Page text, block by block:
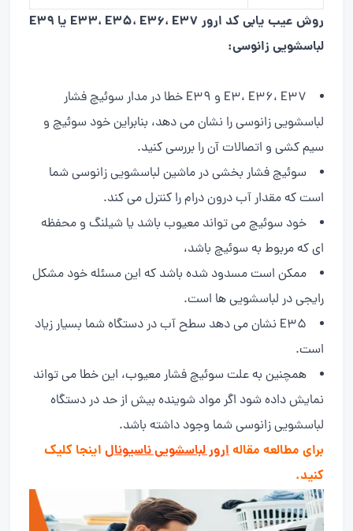
روش عیب یابی کد ارور E33، E35، E36، E37 یا E39
لباسشویی زانوسی:
E3، E36، E37 و E39 خطا در مدار سوئیچ فشار
لباسشویی زانوسی را نشان می دهد، بنابراین خود سوئیچ و
سیم کشی و اتصالات آن را بررسی کنید.
سوئیچ فشار بخشی در ماشین لباسشویی زانوسی شما
است که مقدار آب درون درام را کنترل می کند.
خود سوئیچ می تواند معیوب باشد یا شیلنگ و محفظه
ای که مربوط به سوئیچ باشد،
ممکن است مسدود شده باشد که این مسئله خود مشکل
رایجی در لباسشویی ها است.
E35 نشان می دهد سطح آب در دستگاه شما بسیار زیاد
است.
همچنین به علت سوئیچ فشار معیوب، این خطا می تواند
نمایش داده شود اگر مواد شوینده بیش از حد در دستگاه
لباسشویی زانوسی شما وجود داشته باشد.
برای مطالعه مقالهارور لباسشویی ناسیونال اینجا کلیک
کنید.